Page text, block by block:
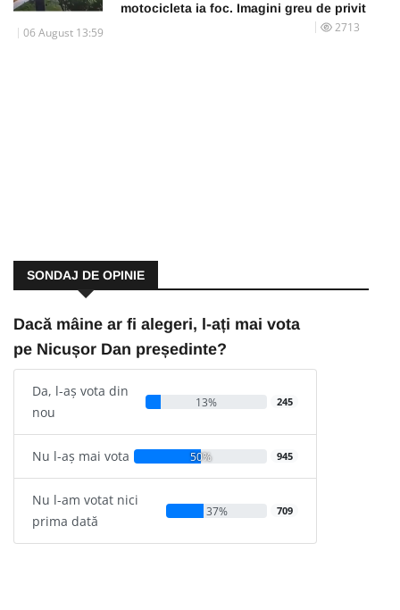
motocicleta ia foc. Imagini greu de privit
06 August 13:59 2713
SONDAJ DE OPINIE
Dacă mâine ar fi alegeri, l-ați mai vota
pe Nicușor Dan președinte?
Da, l-aș vota din
nou
13% 245
Nu l-aș mai vota 50% 945
Nu l-am votat nici
prima dată
37% 709